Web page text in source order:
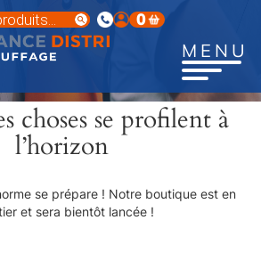
0
MENU
choses se profilent à
l’horizon
se prépare ! Notre boutique est en
et sera bientôt lancée !